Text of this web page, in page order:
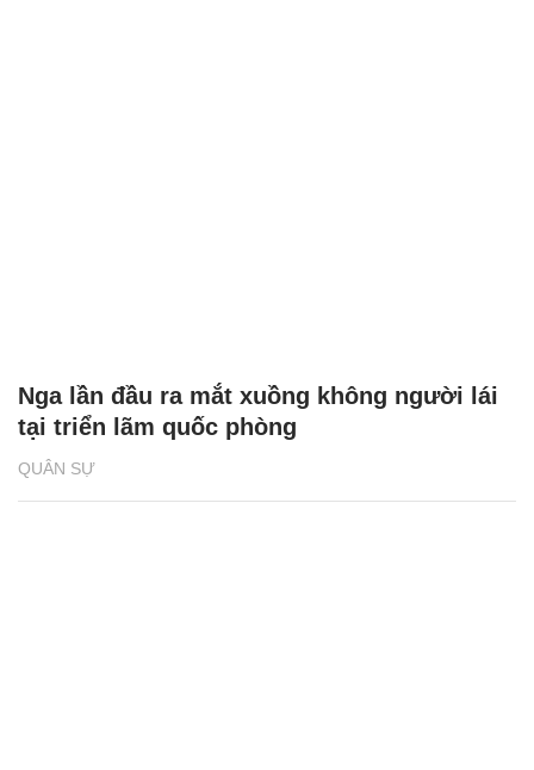
QUÂN SỰ
Nga lần đầu ra mắt xuồng không người lái
tại triển lãm quốc phòng